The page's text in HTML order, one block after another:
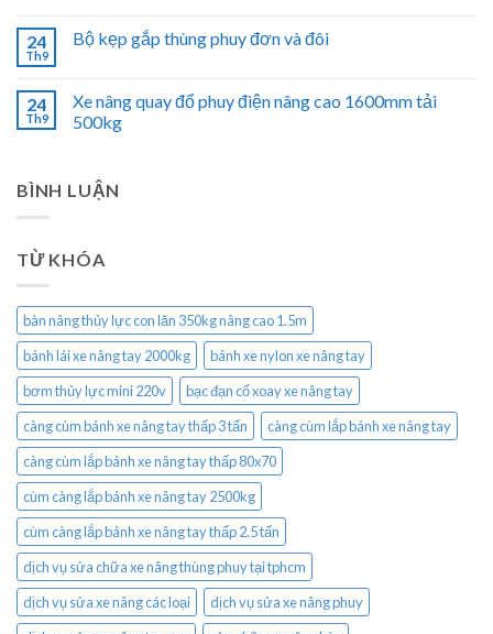
24
Th9
Bộ kẹp gắp thùng phuy đơn và đôi
24
Th9
Xe nâng quay đổ phuy điện nâng cao 1600mm tải
500kg
BÌNH LUẬN
TỪ KHÓA
bàn nâng thủy lực con lăn 350kg nâng cao 1.5m
bánh lái xe nâng tay 2000kg
bánh xe nylon xe nâng tay
bơm thủy lực mini 220v
bạc đạn cổ xoay xe nâng tay
càng cùm bánh xe nâng tay thấp 3 tấn
càng cùm lắp bánh xe nâng tay
càng cùm lắp bánh xe nâng tay thấp 80x70
cùm càng lắp bánh xe nâng tay 2500kg
cùm càng lắp bánh xe nâng tay thấp 2.5 tấn
dịch vụ sửa chữa xe nâng thùng phuy tại tphcm
dịch vụ sửa xe nâng các loại
dịch vụ sửa xe nâng phuy